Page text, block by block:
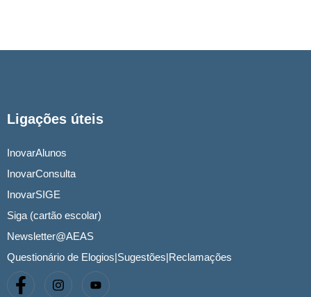
Ligações úteis
InovarAlunos
InovarConsulta
InovarSIGE
Siga (cartão escolar)
Newsletter@AEAS
Questionário de Elogios|Sugestões|Reclamações